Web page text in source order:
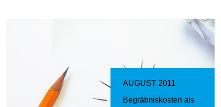
AUGUST 2011
Begräbniskosten als